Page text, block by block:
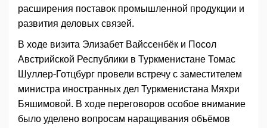
расширения поставок промышленной продукции и
развития деловых связей.
В ходе визита Элизабет Вайссенбёк и Посол
Австрийской Республики в Туркменистане Томас
Шуллер-Готцбург провели встречу с заместителем
министра иностранных дел Туркменистана Мяхри
Бяшимовой. В ходе переговоров особое внимание
было уделено вопросам наращивания объёмов